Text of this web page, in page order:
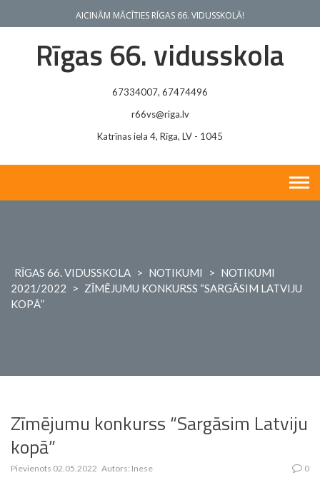
AICINĀM MĀCĪTIES RĪGAS 66. VIDUSSKOLĀ!
Rīgas 66. vidusskola
67334007, 67474496
r66vs@riga.lv
Katrīnas iela 4, Rīga, LV - 1045
RĪGAS 66. VIDUSSKOLA > NOTIKUMI > NOTIKUMI
2021/2022
> ZĪMĒJUMU KONKURSS “SARGĀSIM LATVIJU
KOPĀ”
Zīmējumu konkurss “Sargāsim Latviju
kopā”
Pievienots 02.05.2022 Autors: Inese 0